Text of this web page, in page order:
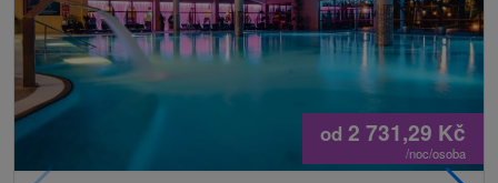
od 2 731,29 Kč
/noc/osoba